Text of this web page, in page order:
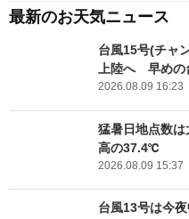
最新のお天気ニュース
台風15号(チャ
上陸へ 早めの
2026.08.09 16:23
猛暑日地点数
高の37.4℃
2026.08.09 15:37
台風13号は今